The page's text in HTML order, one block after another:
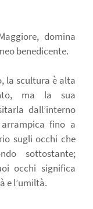
domina
benedicente.
la scultura è alta
ma la sua
dall’interno
fino a
sugli occhi che
sottostante;
occhi significa
e l’umiltà.